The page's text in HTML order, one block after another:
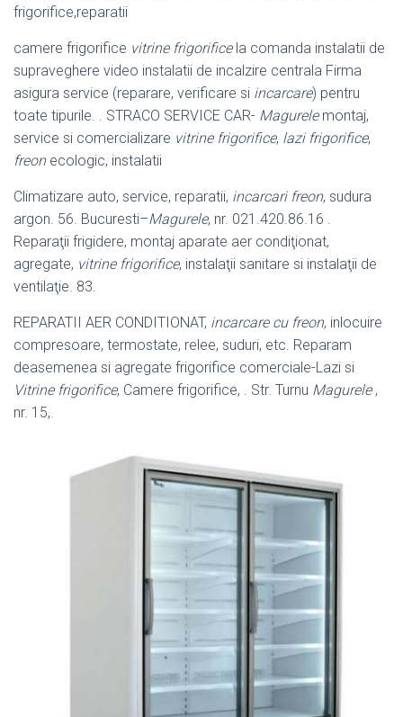
frigorifice,reparatii
camere frigorifice vitrine frigorificela comanda instalatii de
supraveghere video instalatii de incalzire centrala Firma
asigura service (reparare, verificare si incarcare) pentru
toate tipurile. . STRACO SERVICE CAR- Magurelemontaj,
service si comercializare vitrine frigorifice, lazi frigorifice,
freonecologic, instalatii
Climatizare auto, service, reparatii, incarcari freon, sudura
argon. 56. Bucuresti–Magurele, nr. 021.420.86.16 .
Reparaţii frigidere, montaj aparate aer condiţionat,
agregate, vitrine frigorifice, instalaţii sanitare si instalaţii de
ventilaţie. 83.
REPARATII AER CONDITIONAT, incarcare cu freon, inlocuire
compresoare, termostate, relee, suduri, etc. Reparam
deasemenea si agregate frigorifice comerciale-Lazi si
Vitrine frigorifice, Camere frigorifice, . Str. Turnu Magurele,
nr. 15,.